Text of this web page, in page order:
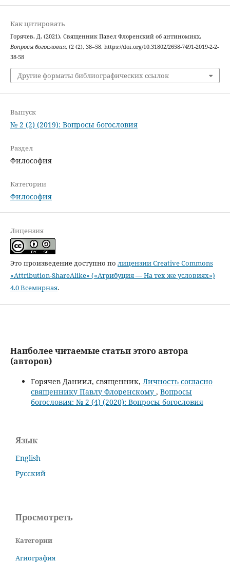
Как цитировать
Горячев, Д. (2021). Священник Павел Флоренский об антиномиях.
Вопросы богословия, (2 (2), 38–58. https://doi.org/10.31802/2658-7491-2019-2-2-
38-58
Другие форматы библиографических ссылок
Выпуск
№ 2 (2) (2019): Вопросы богословия
Раздел
Философия
Категории
Философия
Лицензия
Это произведение доступно по лицензии Creative Commons
«Attribution-ShareAlike» («Атрибуция — На тех же условиях»)
4.0 Всемирная.
Наиболее читаемые статьи этого автора
(авторов)
Горячев Даниил, священник, Личность согласно
священнику Павлу Флоренскому , Вопросы
богословия: № 2 (4) (2020): Вопросы богословия
Язык
English
Русский
Просмотреть
Категории
Агиография